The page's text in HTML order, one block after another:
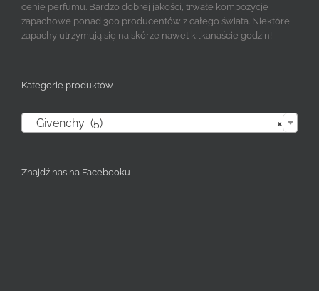
cenie perfumu. Bardzo dobrej jakości, trwałe kompozycje
zapachowe ponad 300 producentów z całego świata. Niektóre
zapachy utrzymują się na skórze nawet kilkanaście godzin!
Kategorie produktów
×
Givenchy (5)
Znajdź nas na Facebooku